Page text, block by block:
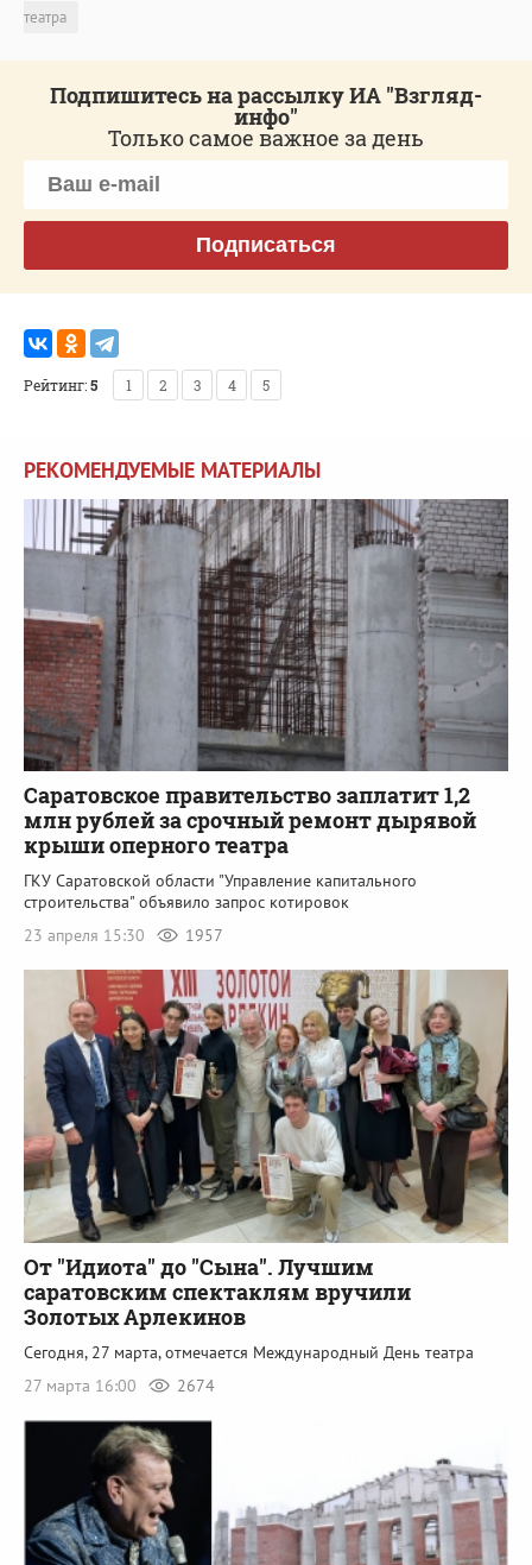
театра
Подпишитесь на рассылку ИА "Взгляд-
инфо"
Только самое важное за день
Подписаться
Рейтинг:5 1 2 3 4 5
РЕКОМЕНДУЕМЫЕ МАТЕРИАЛЫ
Саратовское правительство заплатит 1,2
млн рублей за срочный ремонт дырявой
крыши оперного театра
ГКУ Саратовской области "Управление капитального
строительства" объявило запрос котировок
23 апреля 15:30
1957
От "Идиота" до "Сына". Лучшим
саратовским спектаклям вручили
Золотых Арлекинов
Сегодня, 27 марта, отмечается Международный День театра
27 марта 16:00
2674